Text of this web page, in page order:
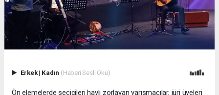
Erkek| Kadın (Haberi Sesli Oku)
Ön elemelerde seçicileri hayli zorlayan yarışmacılar, jüri üyeleri